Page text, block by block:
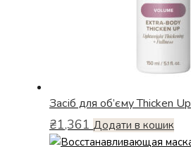
Засіб для об’єму Thicken Up
₴1,361 Додати в кошик